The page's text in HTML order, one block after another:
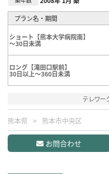
プラン名・期間
ショート【熊本大学病院南】
～30日未満
ロング【滝田口駅前】
30日以上～360日未満
テレワー
熊本県 熊本市中央区
お問合わせ